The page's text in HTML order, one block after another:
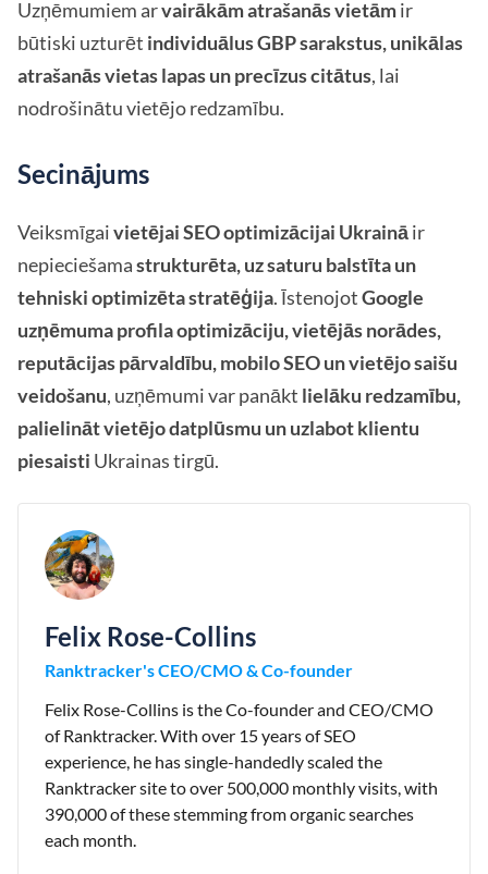
Uzņēmumiem arvairākām atrašanās vietāmir
būtiski uzturēt individuālus GBP sarakstus, unikālas
atrašanās vietas lapas un precīzus citātus, lai
nodrošinātu vietējo redzamību.
Secinājums
Veiksmīgaivietējai SEO optimizācijai Ukraināir
nepieciešamastrukturēta, uz saturu balstīta un
tehniski optimizēta stratēģija. ĪstenojotGoogle
uzņēmuma profila optimizāciju, vietējās norādes,
reputācijas pārvaldību, mobilo SEO un vietējo saišu
veidošanu, uzņēmumi var panākt lielāku redzamību,
palielināt vietējo datplūsmu un uzlabot klientu
piesaisti Ukrainas tirgū.
Felix Rose-Collins
Ranktracker's CEO/CMO & Co-founder
Felix Rose-Collins is the Co-founder and CEO/CMO
of Ranktracker. With over 15 years of SEO
experience, he has single-handedly scaled the
Ranktracker site to over 500,000 monthly visits, with
390,000 of these stemming from organic searches
each month.